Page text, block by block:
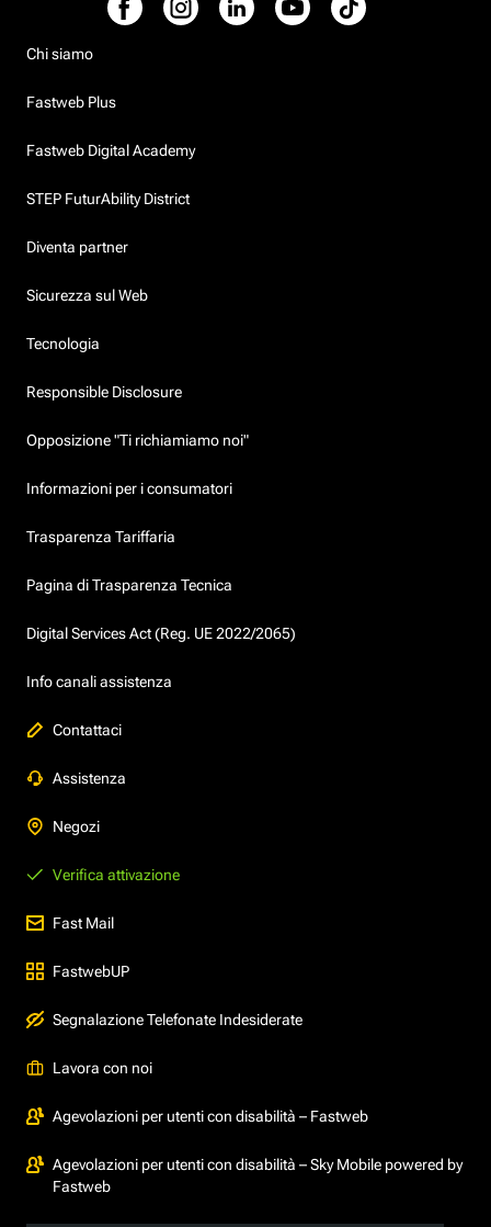
Chi siamo
Fastweb Plus
Fastweb Digital Academy
STEP FuturAbility District
Diventa partner
Sicurezza sul Web
Tecnologia
Responsible Disclosure
Opposizione "Ti richiamiamo noi"
Informazioni per i consumatori
Trasparenza Tariffaria
Pagina di Trasparenza Tecnica
Digital Services Act (Reg. UE 2022/2065)
Info canali assistenza
Contattaci
Assistenza
Negozi
Verifica attivazione
Fast Mail
FastwebUP
Segnalazione Telefonate Indesiderate
Lavora con noi
Agevolazioni per utenti con disabilità – Fastweb
Agevolazioni per utenti con disabilità – Sky Mobile powered by
Fastweb